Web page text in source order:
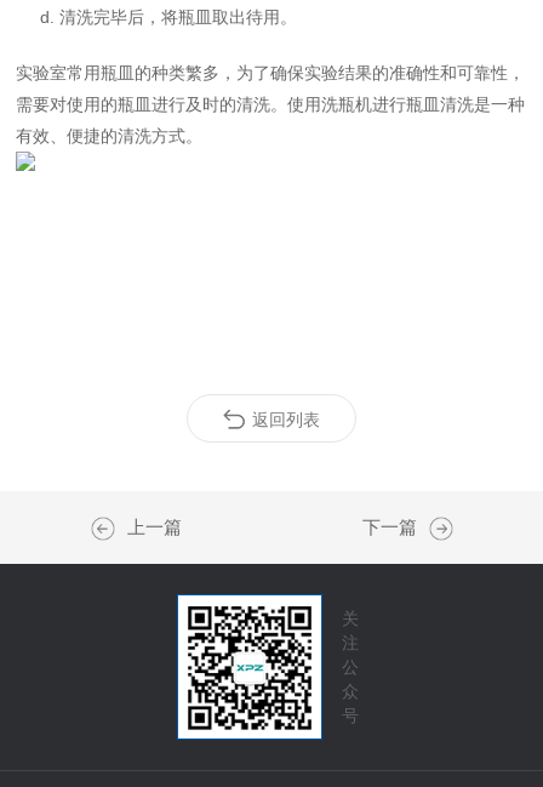
d. 清洗完毕后，将瓶皿取出待用。
实验室常用瓶皿的种类繁多，为了确保实验结果的准确性和可靠性，
需要对使用的瓶皿进行及时的清洗。使用洗瓶机进行瓶皿清洗是一种
有效、便捷的清洗方式。
返回列表
上一篇 下一篇
关
注
公
众
号